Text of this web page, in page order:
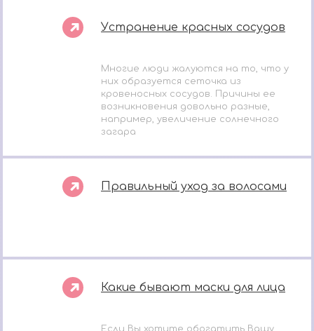
Устранение красных сосудов
Многие люди жалуются на то, что у
них образуется сеточка из
кровеносных сосудов. Причины ее
возникновения довольно разные,
например, увеличение солнечного
загара
Правильный уход за волосами
Какие бывают маски для лица
Если Вы хотите обогатить Вашу